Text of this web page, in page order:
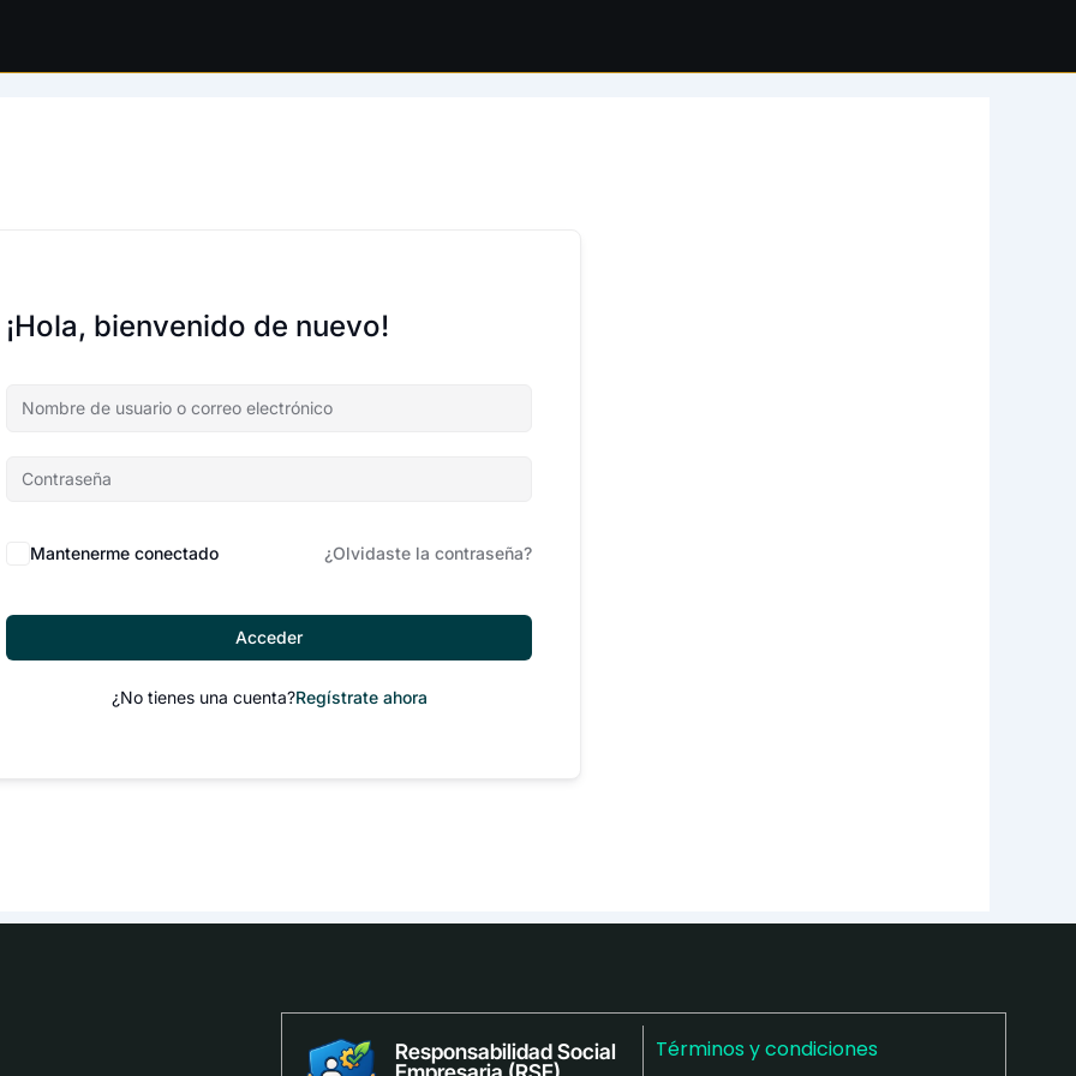
¡Hola, bienvenido de nuevo!
Mantenerme conectado ¿Olvidaste la contraseña?
Acceder
¿No tienes una cuenta?Regístrate ahora
Responsabilidad Social
Términos y condiciones